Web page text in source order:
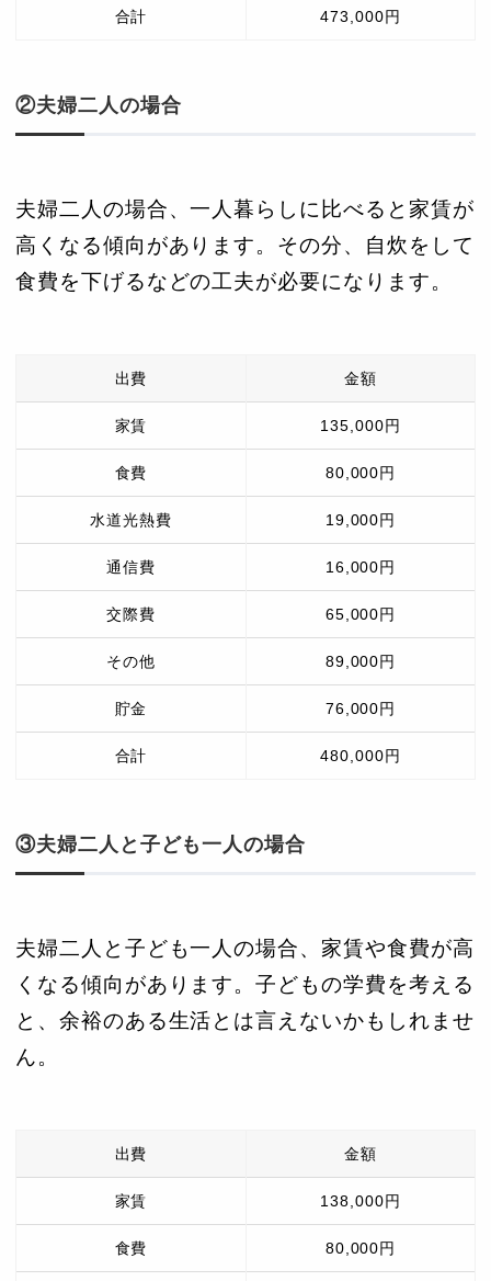
合計 473,000円
②夫婦二人の場合
夫婦二人の場合、一人暮らしに比べると家賃が
高くなる傾向があります。その分、自炊をして
食費を下げるなどの工夫が必要になります。
出費 金額
家賃 135,000円
食費 80,000円
水道光熱費 19,000円
通信費 16,000円
交際費 65,000円
その他 89,000円
貯金 76,000円
合計 480,000円
③夫婦二人と子ども一人の場合
夫婦二人と子ども一人の場合、家賃や食費が高
くなる傾向があります。子どもの学費を考える
と、余裕のある生活とは言えないかもしれませ
ん。
出費 金額
家賃 138,000円
食費 80,000円